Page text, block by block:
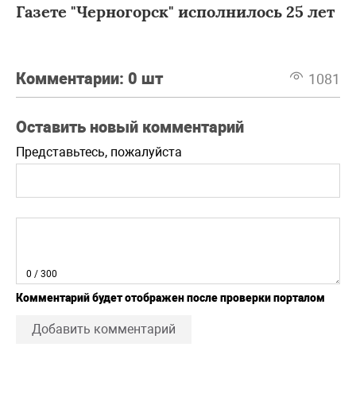
Газете "Черногорск" исполнилось 25 лет
Комментарии: 0 шт 1081
Оставить новый комментарий
Представьтесь, пожалуйста
0 / 300
Комментарий будет отображен после проверки порталом
Добавить комментарий